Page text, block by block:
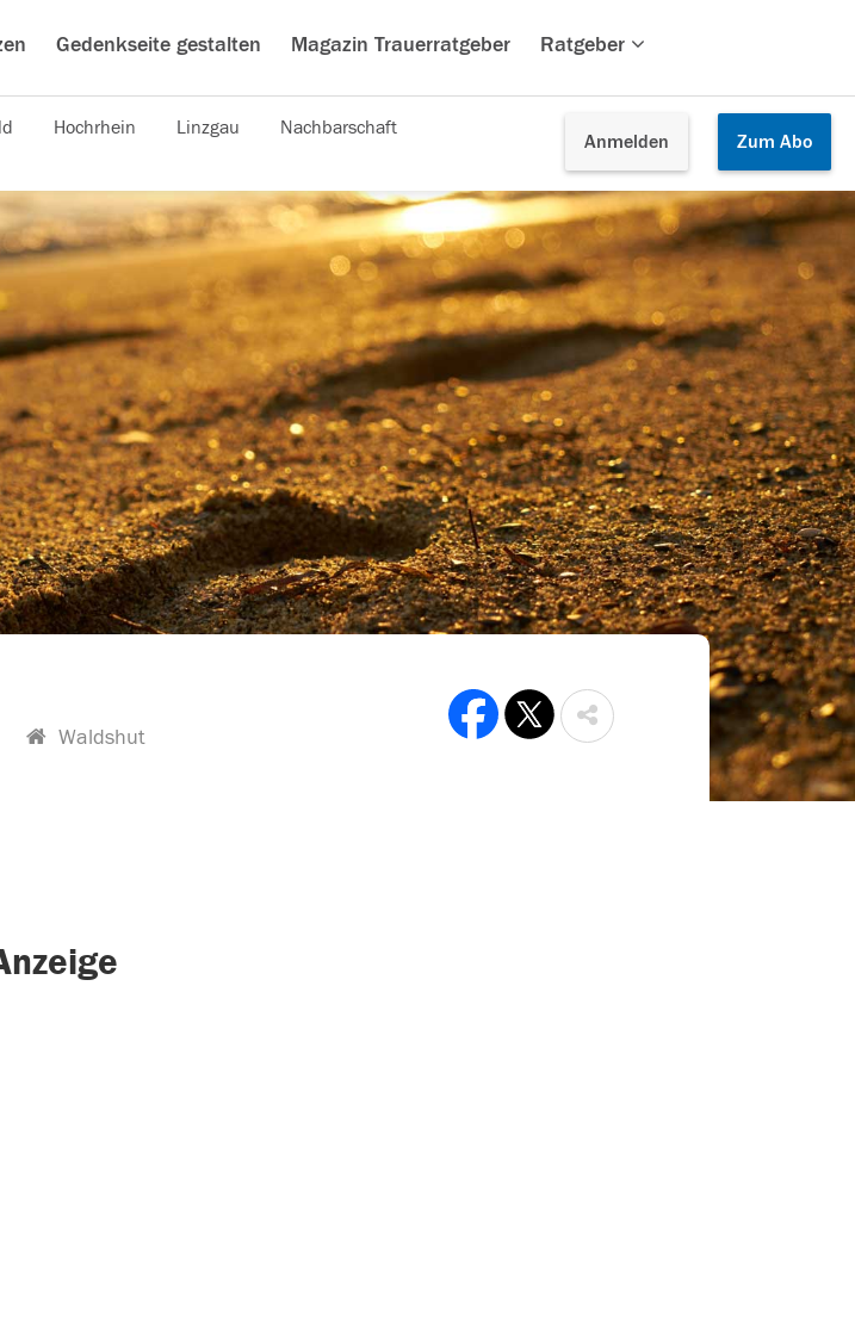
Gedenkseite gestalten Magazin Trauerratgeber Ratgeber
Anmelden Zum Abo
Hochrhein Linzgau Nachbarschaft
Waldshut